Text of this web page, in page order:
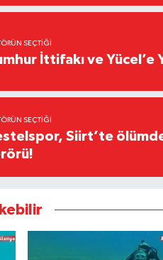
SEÇTIĞI
İttifakı ve Yücel’e
SEÇTIĞI
Siirt’te